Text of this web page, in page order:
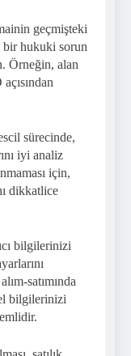
geçmişteki
bir hukuki sorun
Örneğin, alan
sürecinde,
iyi analiz
için,
dikkatlice
bilgilerinizi
satımında
bilgilerinizi